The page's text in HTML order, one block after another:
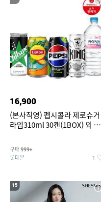
16,900
(본사직영) 펩시콜라 제로슈거
라임310ml 30캔(1BOX) 외 롯
구매 999+
롯데온 1
15